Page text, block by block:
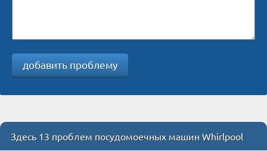
добавить проблему
Здесь 13 проблем посудомоечных машин Whirlpool